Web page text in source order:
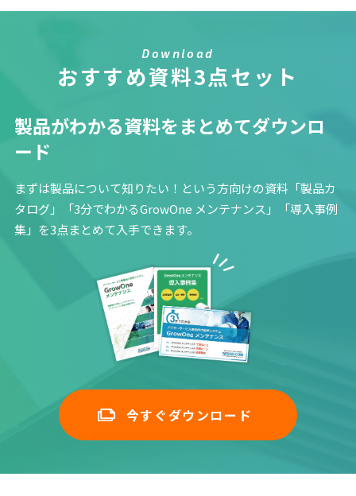
Download
おすすめ資料3点セット
製品がわかる資料をまとめてダウンロ
ード
まずは製品について知りたい！という方向けの資料「製品カ
タログ」「3分でわかるGrowOne メンテナンス」「導入事例
集」を3点まとめて入手できます。
今すぐダウンロード